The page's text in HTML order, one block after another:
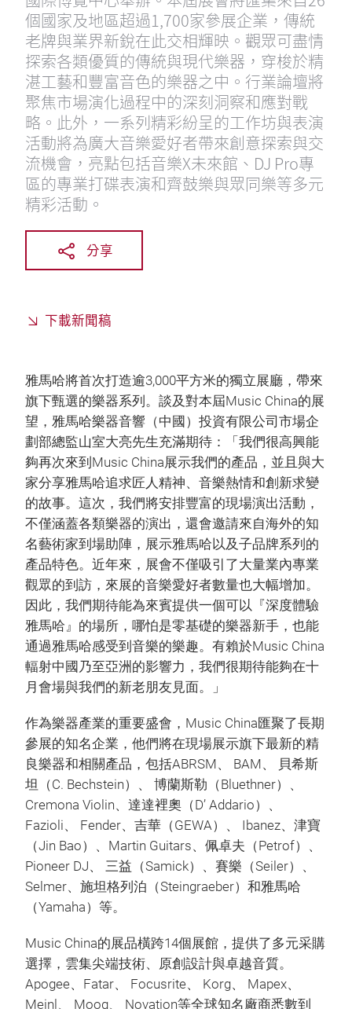
個國家及地區超過1,700家參展企業，傳統
老牌與業界新銳在此交相輝映。觀眾可盡情
探索各類優質的傳統與現代樂器，穿梭於精
湛工藝和豐富音色的樂器之中。行業論壇將
聚焦市場演化過程中的深刻洞察和應對戰
略。此外，一系列精彩紛呈的工作坊與表演
活動將為廣大音樂愛好者帶來創意探索與交
流機會，亮點包括音樂X未來館、DJ Pro專
區的專業打碟表演和齊鼓樂與眾同樂等多元
精彩活動。
分享
下載新聞稿
雅馬哈將首次打造逾3,000平方米的獨立展廳，帶來
旗下甄選的樂器系列。談及對本屆Music China的展
望，雅馬哈樂器音響（中國）投資有限公司市場企
劃部總監山室大亮先生充滿期待：「我們很高興能
夠再次來到Music China展示我們的產品，並且與大
家分享雅馬哈追求匠人精神、音樂熱情和創新求變
的故事。這次，我們將安排豐富的現場演出活動，
不僅涵蓋各類樂器的演出，還會邀請來自海外的知
名藝術家到場助陣，展示雅馬哈以及子品牌系列的
產品特色。近年來，展會不僅吸引了大量業內專業
觀眾的到訪，來展的音樂愛好者數量也大幅增加。
因此，我們期待能為來賓提供一個可以『深度體驗
雅馬哈』的場所，哪怕是零基礎的樂器新手，也能
通過雅馬哈感受到音樂的樂趣。有賴於Music China
輻射中國乃至亞洲的影響力，我們很期待能夠在十
月會場與我們的新老朋友見面。」
作為樂器產業的重要盛會，Music China匯聚了長期
參展的知名企業，他們將在現場展示旗下最新的精
良樂器和相關產品，包括ABRSM、 BAM、 貝希斯
坦（C. Bechstein）、 博蘭斯勒（Bluethner）、
Cremona Violin、達達裡奧（D’ Addario）、
Fazioli、 Fender、吉華（GEWA）、 Ibanez、津寶
（Jin Bao）、Martin Guitars、佩卓夫（Petrof）、
Pioneer DJ、 三益（Samick）、賽樂（Seiler）、
Selmer、施坦格列泊（Steingraeber）和雅馬哈
（Yamaha）等。
Music China的展品橫跨14個展館，提供了多元采購
選擇，雲集尖端技術、原創設計與卓越音質。
Apogee、Fatar、 Focusrite、 Korg、 Mapex、
Meinl、 Moog、 Novation等全球知名廠商悉數到